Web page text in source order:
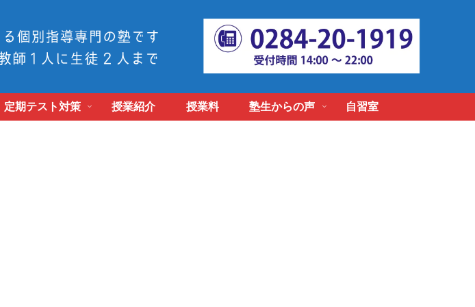
定期テスト対策 授業紹介 授業料 塾生からの声 自習室